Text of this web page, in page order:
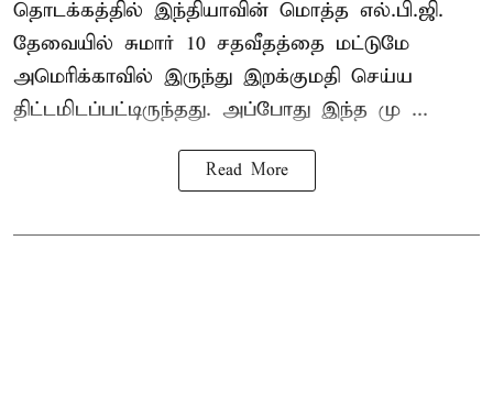
தொடக்கத்தில் இந்தியாவின் மொத்த எல்.பி.ஜி.
தேவையில் சுமார் 10 சதவீதத்தை மட்டுமே
அமெரிக்காவில் இருந்து இறக்குமதி செய்ய
திட்டமிடப்பட்டிருந்தது. அப்போது இந்த மு ...
Read More